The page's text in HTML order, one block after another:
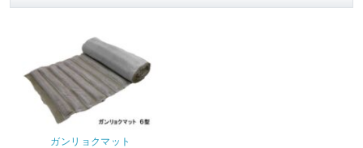
ガンリョクマット